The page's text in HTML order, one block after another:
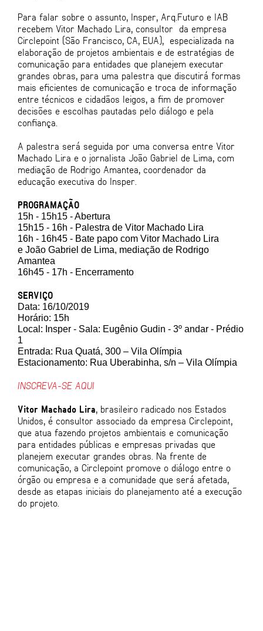
Para falar sobre o assunto, Insper, Arq.Futuro e IAB
recebem Vitor Machado Lira, consultor da empresa
Circlepoint (São Francisco, CA, EUA), especializada na
elaboração de projetos ambientais e de estratégias de
comunicação para entidades que planejem executar
grandes obras, para uma palestra que discutirá formas
mais eficientes de comunicação e troca de informação
entre técnicos e cidadãos leigos, a fim de promover
decisões e escolhas pautadas pelo diálogo e pela
confiança.
A palestra será seguida por uma conversa entre Vitor
Machado Lira e o jornalista João Gabriel de Lima, com
mediação de Rodrigo Amantea, coordenador da
educação executiva do Insper.
PROGRAMAÇÃO
15h - 15h15 - Abertura
15h15 - 16h - Palestra de Vitor Machado Lira
16h - 16h45 - Bate papo com Vitor Machado Lira
e João Gabriel de Lima, mediação de Rodrigo
Amantea
16h45 - 17h - Encerramento
SERVIÇO
Data: 16/10/2019
Horário: 15h
Local: Insper - Sala: Eugênio Gudin - 3º andar - Prédio
1
Entrada: Rua Quatá, 300 – Vila Olímpia
Estacionamento: Rua Uberabinha, s/n – Vila Olímpia
INSCREVA-SE AQUI
Vitor Machado Lira, brasileiro radicado nos Estados
Unidos, é consultor associado da empresa Circlepoint,
que atua fazendo projetos ambientais e comunicação
para entidades públicas e empresas privadas que
planejem executar grandes obras. Na frente de
comunicação, a Circlepoint promove o diálogo entre o
órgão ou empresa e a comunidade que será afetada,
desde as etapas iniciais do planejamento até a execução
do projeto.